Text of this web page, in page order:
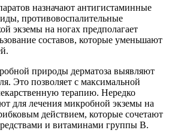
назначают антигистаминные
противовоспалительные
экземы на ногах предполагает
составов, которые уменьшают
природы дерматоза выявляют
Это позволяет с максимальной
терапию. Нередко
для лечения микробной экземы на
действием, которые сочетают
и витаминами группы В.